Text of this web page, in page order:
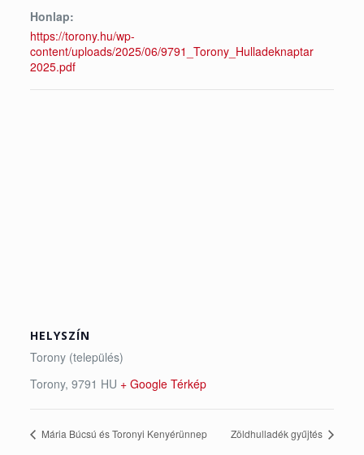
Honlap:
https://torony.hu/wp-
content/uploads/2025/06/9791_Torony_Hulladeknaptar
2025.pdf
HELYSZÍN
Torony (település)
Torony, 9791 HU + Google Térkép
Mária Búcsú és Toronyi Kenyérünnep Zöldhulladék gyűjtés